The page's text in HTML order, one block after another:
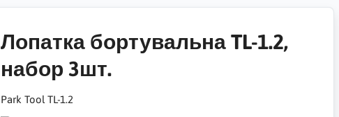
Лопатка бортувальна TL-1.2,
набор 3шт.
Park Tool TL-1.2